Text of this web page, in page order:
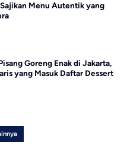
Menu Autentik yang
Goreng Enak di Jakarta,
yang Masuk Daftar Dessert